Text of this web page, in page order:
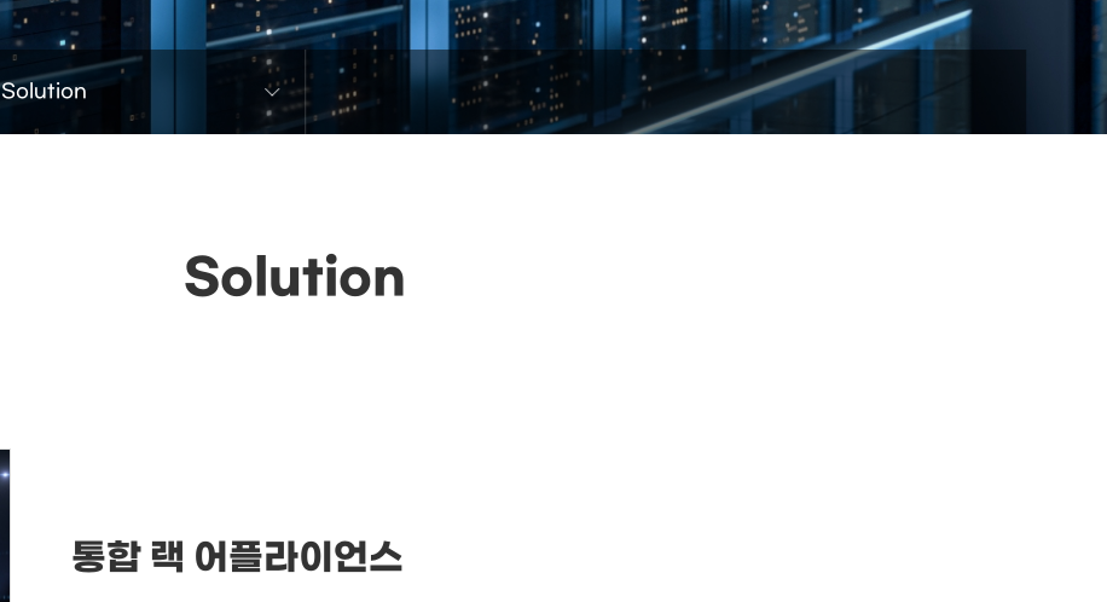
Solution
Solution
통합 랙 어플라이언스